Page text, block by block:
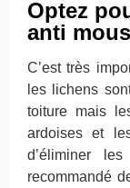
Optez
anti
C’est très
les lichens
toiture mais
ardoises et
d’éliminer
recommandé